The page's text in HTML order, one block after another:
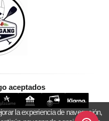
aceptados
la experiencia de navegación,